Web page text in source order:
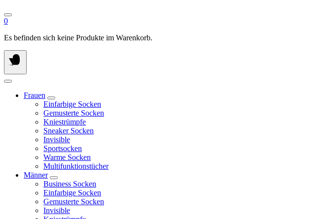
0
Es befinden sich keine Produkte im Warenkorb.
Frauen
Einfarbige Socken
Gemusterte Socken
Kniestrümpfe
Sneaker Socken
Invisible
Sportsocken
Warme Socken
Multifunktionstücher
Männer
Business Socken
Einfarbige Socken
Gemusterte Socken
Invisible